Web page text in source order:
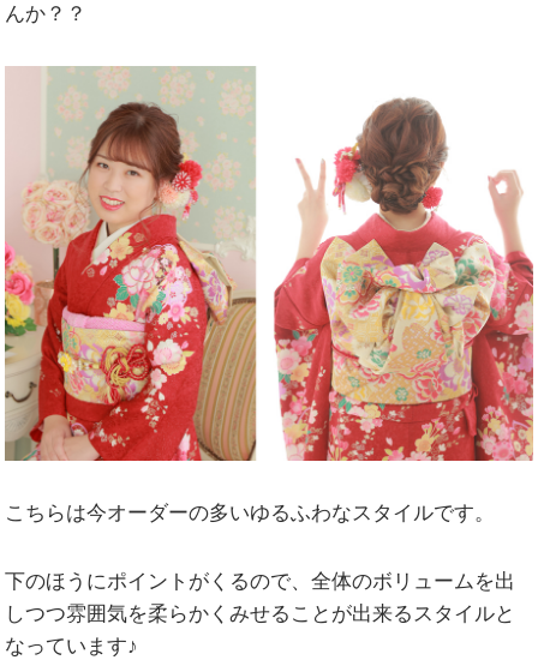
んか？？
こちらは今オーダーの多いゆるふわなスタイルです。
下のほうにポイントがくるので、全体のボリュームを出
しつつ雰囲気を柔らかくみせることが出来るスタイルと
なっています♪